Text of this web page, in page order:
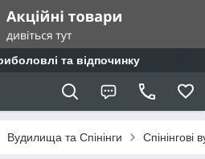
та відпочинку
Вудилища та Спінінги Спінінгові